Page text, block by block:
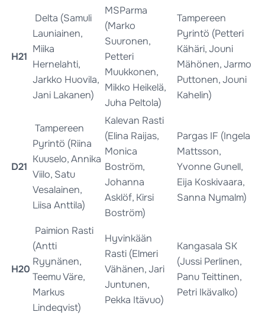
H21
Delta (Samuli
Launiainen,
Miika
Hernelahti,
Jarkko Huovila,
Jani Lakanen)
MSParma
(Marko
Suuronen,
Petteri
Muukkonen,
Mikko Heikelä,
Juha Peltola)
Tampereen
Pyrintö (Petteri
Kähäri, Jouni
Mähönen, Jarmo
Puttonen, Jouni
Kahelin)
D21
Tampereen
Pyrintö (Riina
Kuuselo, Annika
Viilo, Satu
Vesalainen,
Liisa Anttila)
Kalevan Rasti
(Elina Raijas,
Monica
Boström,
Johanna
Asklöf, Kirsi
Boström)
Pargas IF (Ingela
Mattsson,
Yvonne Gunell,
Eija Koskivaara,
Sanna Nymalm)
H20
Paimion Rasti
(Antti
Ryynänen,
Teemu Väre,
Markus
Lindeqvist)
Hyvinkään
Rasti (Elmeri
Vähänen, Jari
Juntunen,
Pekka Itävuo)
Kangasala SK
(Jussi Perlinen,
Panu Teittinen,
Petri Ikävalko)